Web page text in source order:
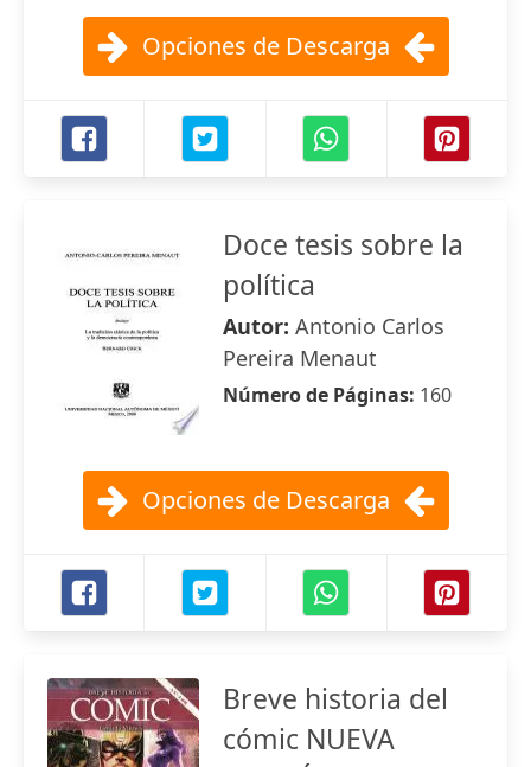
Opciones de Descarga
Doce tesis sobre la
política
Autor: Antonio Carlos
Pereira Menaut
Número de Páginas: 160
Opciones de Descarga
Breve historia del
cómic NUEVA